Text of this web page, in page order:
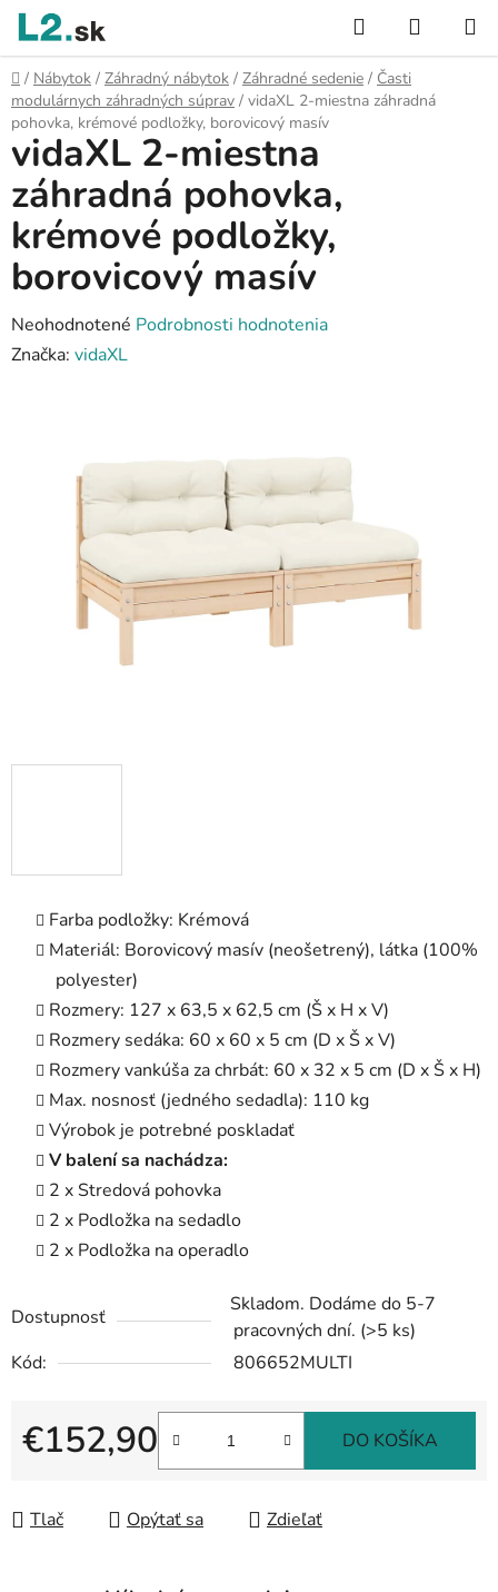
Prejsť
obsah
Hľadať
KOŠÍK
Domov
/ Nábytok / Záhradný nábytok / Záhradné sedenie / Časti
modulárnych záhradných súprav / vidaXL 2-miestna záhradná
pohovka, krémové podložky, borovicový masív
Farba podložky: Krémová
Materiál: Borovicový masív (neošetrený), látka (100%
polyester)
Rozmery: 127 x 63,5 x 62,5 cm (Š x H x V)
Rozmery sedáka: 60 x 60 x 5 cm (D x Š x V)
Rozmery vankúša za chrbát: 60 x 32 x 5 cm (D x Š x H)
Max. nosnosť (jedného sedadla): 110 kg
Výrobok je potrebné poskladať
V balení sa nachádza:
2 x Stredová pohovka
2 x Podložka na sedadlo
2 x Podložka na operadlo
Dostupnosť
Skladom. Dodáme do 5-7
pracovných dní. (>5 ks)
Kód:
806652MULTI
€152,90 DO KOŠÍKA
Tlač Opýtať sa Zdieľať
vidaXL 2-miestna
záhradná pohovka,
krémové podložky,
borovicový masív
Priemerné
hodnotenie
hviezdičiek.
Neohodnotené Podrobnosti hodnotenia
Značka: vidaXL